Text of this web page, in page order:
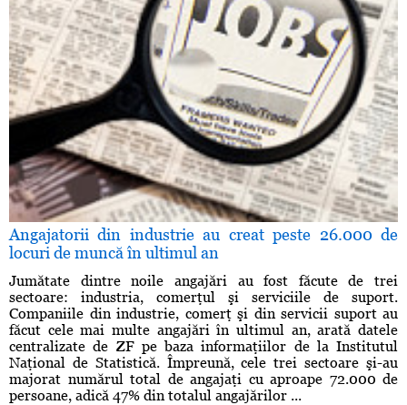
Angajatorii din industrie au creat peste 26.000 de
locuri de muncă în ultimul an
Jumătate dintre noile angajări au fost făcute de trei
sectoare: industria, comerţul şi serviciile de suport.
Companiile din industrie, comerţ şi din servicii suport au
făcut cele mai multe angajări în ultimul an, arată datele
centralizate de ZF pe baza informaţiilor de la Institutul
Naţional de Statistică. Împreună, cele trei sectoare şi-au
majorat numărul total de angajaţi cu aproape 72.000 de
persoane, adică 47% din totalul angajărilor ...